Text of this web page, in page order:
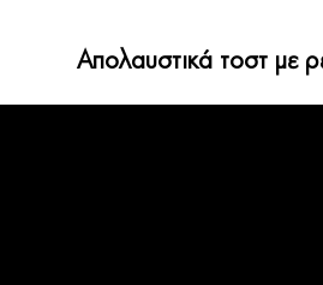
Απολαυστικά τοστ με